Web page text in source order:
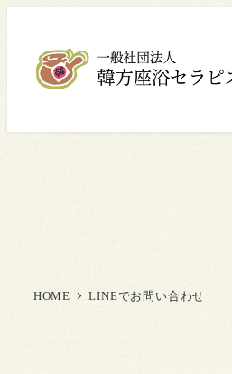
HOME LINEでお問い合わせ